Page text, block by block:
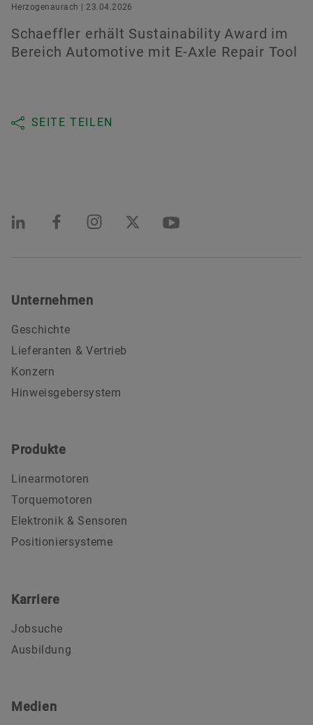
Herzogenaurach | 23.04.2026
Schaeffler erhält Sustainability Award im
Bereich Automotive mit E-Axle Repair Tool
SEITE TEILEN
Unternehmen
Geschichte
Lieferanten & Vertrieb
Konzern
Hinweisgebersystem
Produkte
Linearmotoren
Torquemotoren
Elektronik & Sensoren
Positioniersysteme
Karriere
Jobsuche
Ausbildung
Medien